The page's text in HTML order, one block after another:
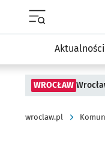
Aktualności
WROCŁAW
wroclaw.pl